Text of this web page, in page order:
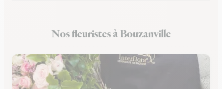
Fleuristes à Longwy
Nos fleuristes à Bouzanville